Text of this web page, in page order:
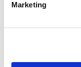
Marketing